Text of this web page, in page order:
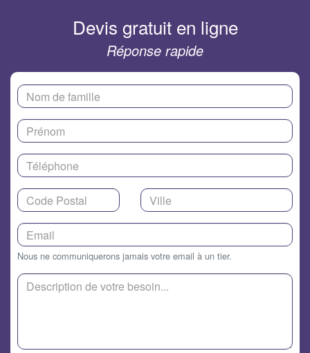
Devis gratuit en ligne
Réponse rapide
Nous ne communiquerons jamais votre email à un tier.